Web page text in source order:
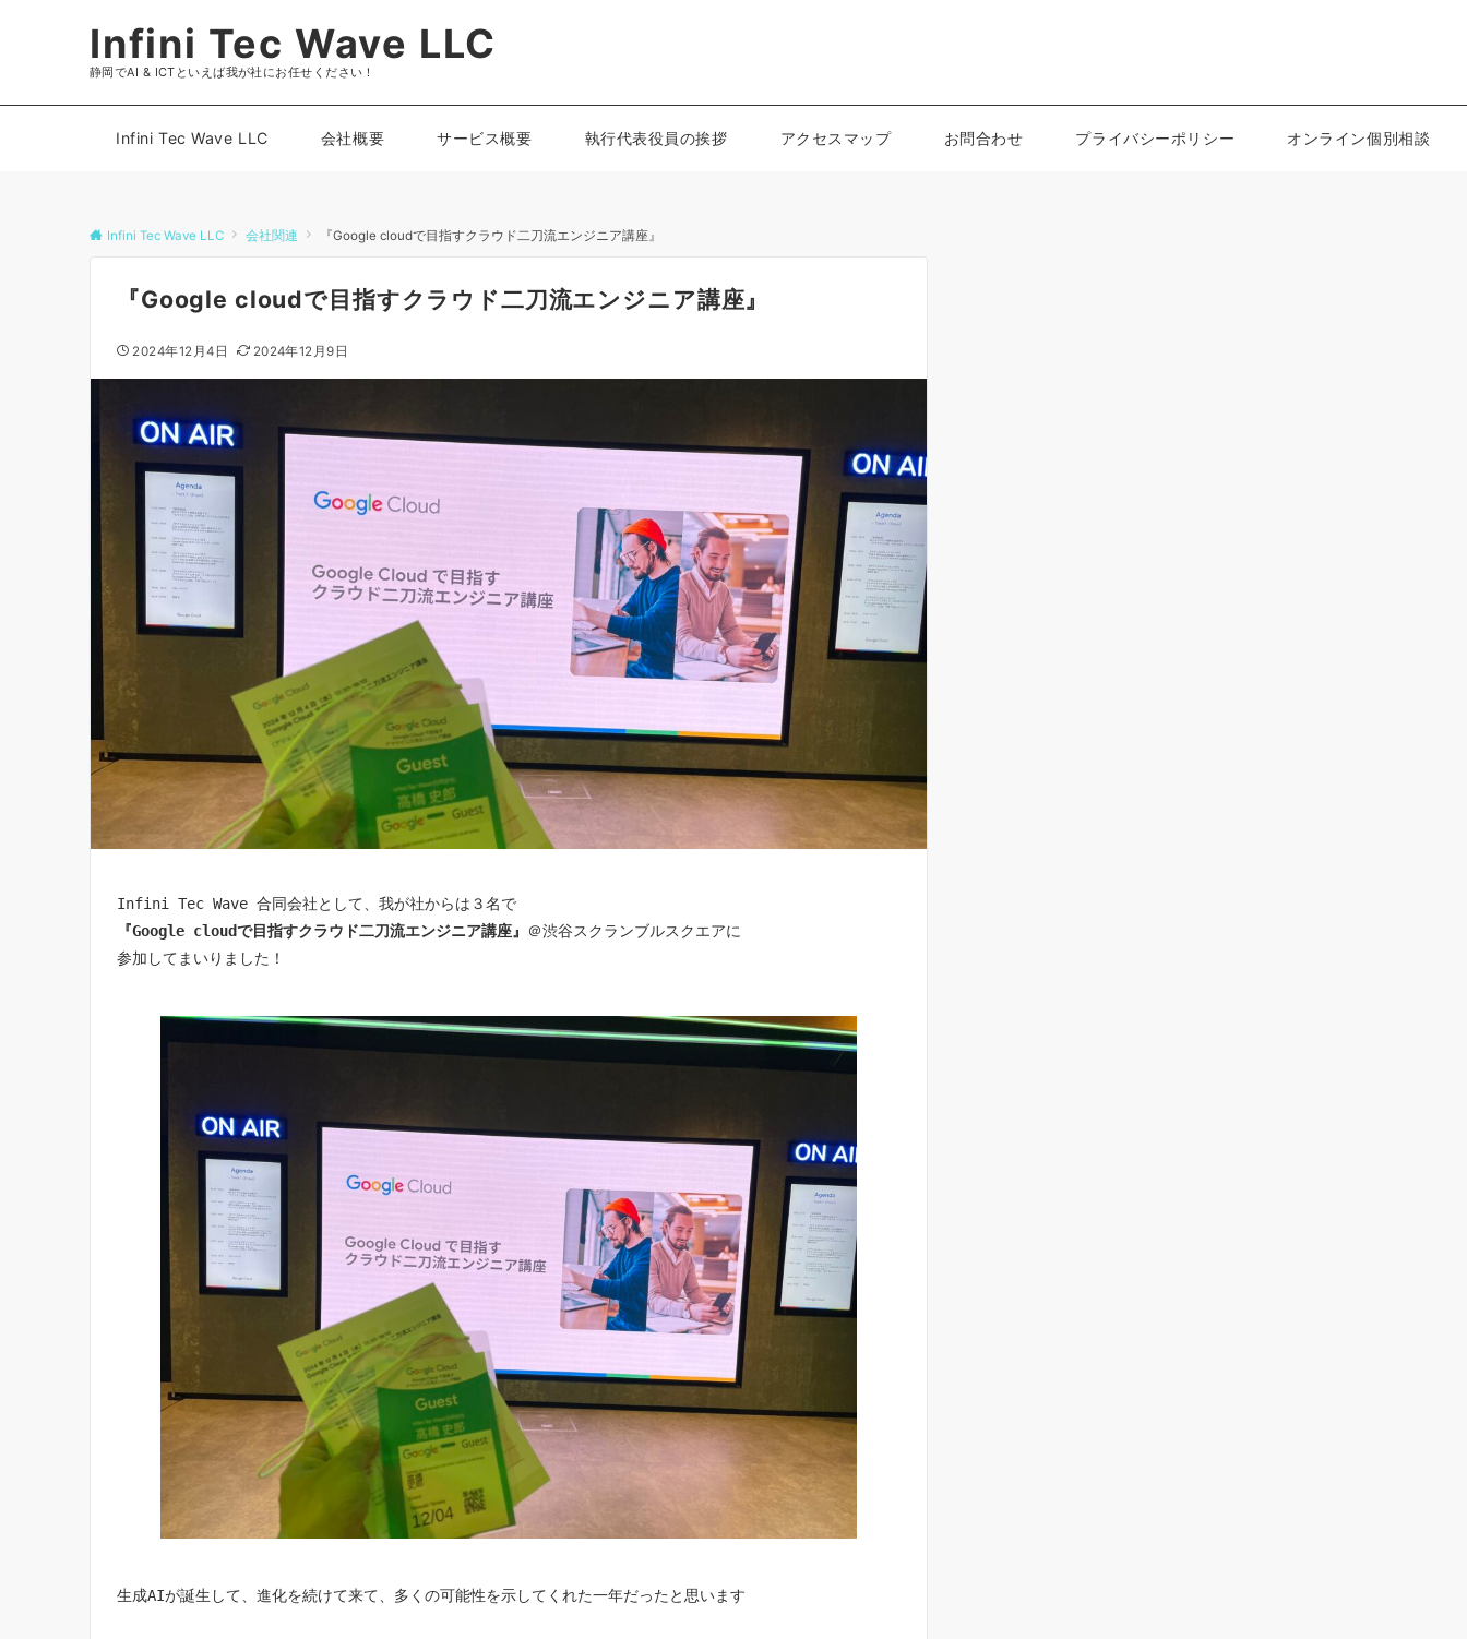
Infini Tec Wave LLC
静岡でAI & ICTといえば我が社にお任せください！
Infini Tec Wave LLC 会社概要 サービス概要 執行代表役員の挨拶 アクセスマップ お問合わせ プライバシーポリシー オンライン個別相談
Infini Tec Wave LLC 会社関連 『Google cloudで目指すクラウド二刀流エンジニア講座』
『Google cloudで目指すクラウド二刀流エンジニア講座』
2024年12月4日 2024年12月9日
Infini Tec Wave 合同会社として、我が社からは３名で
『Google cloudで目指すクラウド二刀流エンジニア講座』
＠渋谷スクランブルスクエアに
参加してまいりました！
生成AIが誕生して、進化を続けて来て、多くの可能性を示してくれた一年だったと思います